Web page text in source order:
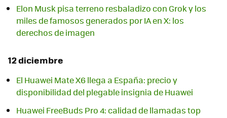
Elon Musk pisa terreno resbaladizo con Grok y los
miles de famosos generados por IA en X: los
derechos de imagen
12 diciembre
El Huawei Mate X6 llega a España: precio y
disponibilidad del plegable insignia de Huawei
Huawei FreeBuds Pro 4: calidad de llamadas top